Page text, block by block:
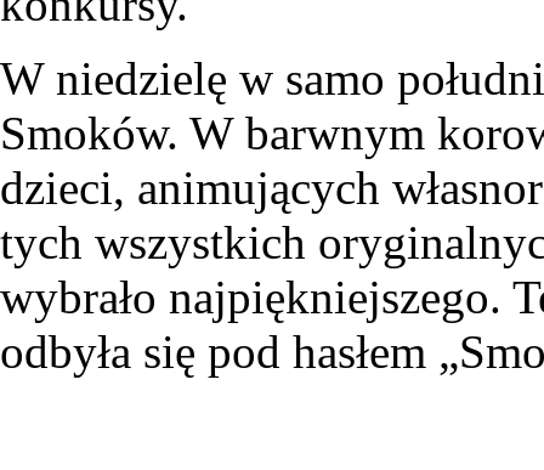
W niedzielę w samo
Smoków. W barwnym
dzieci, animujących
tych wszystkich
wybrało najpiękniejszego.
odbyła się pod hasłem